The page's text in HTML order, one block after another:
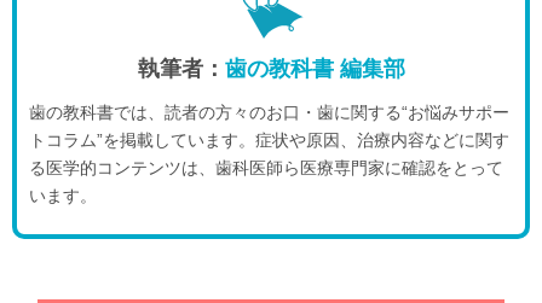
執筆者： 歯の教科書 編集部
歯の教科書では、読者の方々のお口・歯に関する“お悩みサポー
トコラム”を掲載しています。症状や原因、治療内容などに関す
る医学的コンテンツは、歯科医師ら医療専門家に確認をとって
います。